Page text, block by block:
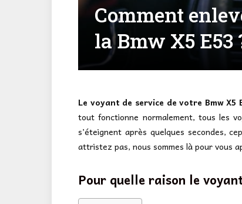
Comment
la Bmw X5 E53
Le voyant de service de votre Bmw X5
tout fonctionne normalement, tous les
s’éteignent après quelques secondes,
attristez pas, nous sommes là pour vous
Pour quelle raison le